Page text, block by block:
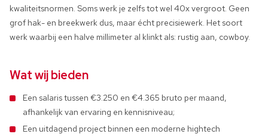
kwaliteitsnormen. Soms werk je zelfs tot wel 40x vergroot. Geen
grof hak- en breekwerk dus, maar écht precisiewerk. Het soort
werk waarbij een halve millimeter al klinkt als: rustig aan, cowboy.
Wat wij bieden
Een salaris tussen €3.250 en €4.365 bruto per maand,
afhankelijk van ervaring en kennisniveau;
Een uitdagend project binnen een moderne hightech